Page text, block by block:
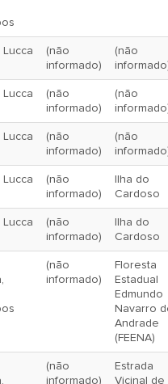
Lucca
(não
informado)
(não
Lucca
(não
informado)
(não
Lucca
(não
informado)
(não
Lucca
(não
informado)
Ilha do
Cardoso
Lucca
(não
informado)
Ilha do
Cardoso
(não
informado)
Floresta
Estadual
Edmundo
Navarro
Andrade
(FEENA)
(não
informado)
Estrada
Vicinal de